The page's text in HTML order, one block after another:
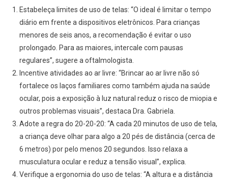
Estabeleça limites de uso de telas: “O ideal é limitar o tempo
diário em frente a dispositivos eletrônicos. Para crianças
menores de seis anos, a recomendação é evitar o uso
prolongado. Para as maiores, intercale com pausas
regulares”, sugere a oftalmologista.
Incentive atividades ao ar livre: “Brincar ao ar livre não só
fortalece os laços familiares como também ajuda na saúde
ocular, pois a exposição à luz natural reduz o risco de miopia e
outros problemas visuais”, destaca Dra. Gabriela.
Adote a regra do 20-20-20: “A cada 20 minutos de uso de tela,
a criança deve olhar para algo a 20 pés de distância (cerca de
6 metros) por pelo menos 20 segundos. Isso relaxa a
musculatura ocular e reduz a tensão visual”, explica.
Verifique a ergonomia do uso de telas: “A altura e a distância